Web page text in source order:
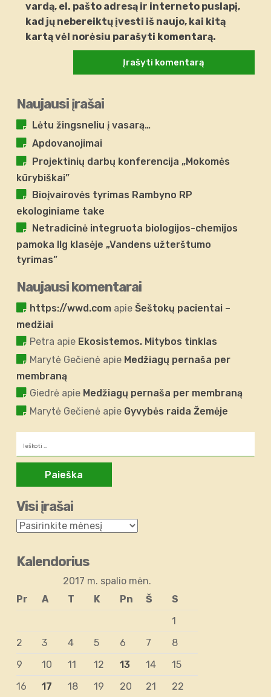
vardą, el. pašto adresą ir interneto puslapį,
kad jų nebereiktų įvesti iš naujo, kai kitą
kartą vėl norėsiu parašyti komentarą.
Naujausi įrašai
Lėtu žingsneliu į vasarą…
Apdovanojimai
Projektinių darbų konferencija „Mokomės
kūrybiškai”
Bioįvairovės tyrimas Rambyno RP
ekologiniame take
Netradicinė integruota biologijos-chemijos
pamoka IIg klasėje „Vandens užterštumo
tyrimas”
Naujausi komentarai
https://wwd.com apieŠeštokų pacientai –
medžiai
Petra apie Ekosistemos. Mitybos tinklas
Marytė Gečienė apie Medžiagų pernaša per
membraną
Giedrė apie Medžiagų pernaša per membraną
Marytė Gečienė apie Gyvybės raida Žemėje
Visi įrašai
Kalendorius
2017 m. spalio mėn.
Pr
A T K Pn Š
S
1
2
3 4 5 6 7
8
9
10 11 12 13 14
15
16
17 18 19 20 21 22